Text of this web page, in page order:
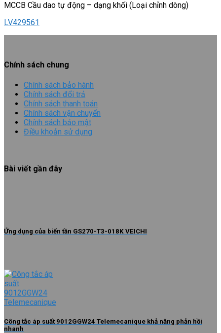
MCCB Cầu dao tự động – dạng khối (Loại chỉnh dòng)
LV429561
Chính sách chung
Chính sách bảo hành
Chính sách đổi trả
Chính sách thanh toán
Chính sách vận chuyển
Chính sách bảo mật
Điều khoản sử dụng
Bài viết gần đây
Ứng dụng của biến tần GS270-T3-018K VEICHI
Công tắc áp suất 9012GGW24 Telemecanique khả năng phản hồi
nhanh